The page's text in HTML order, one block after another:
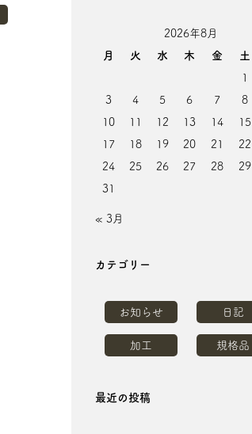
2026年8月
月
火 水 木 金 土
1
3
4 5 6 7 8
10
11 12 13 14 15
17
18 19 20 21 22
24
25 26 27 28 29
31
« 3月
カテゴリー
お知らせ 日記
加工 規格品
最近の投稿